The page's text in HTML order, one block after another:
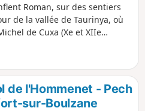
Roman, sur des sentiers
de la vallée de Taurinya, où
de Cuxa (Xe et XIIe
du Canal de Bohère et,
Site Minier du Salver de
sur la vallée et le massif du
de l'Hommenet - Pech
sur-Boulzane